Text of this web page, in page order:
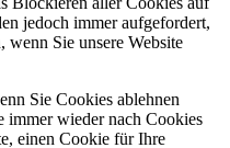
jedoch immer aufgefordert,
wenn Sie unsere Website
Sie Cookies ablehnen
immer wieder nach Cookies
einen Cookie für Ihre